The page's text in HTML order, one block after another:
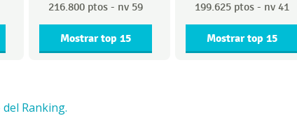
216.800 ptos - nv 59
Mostrar top 15
199.625 ptos - nv 41
Mostrar top 15
Ranking.